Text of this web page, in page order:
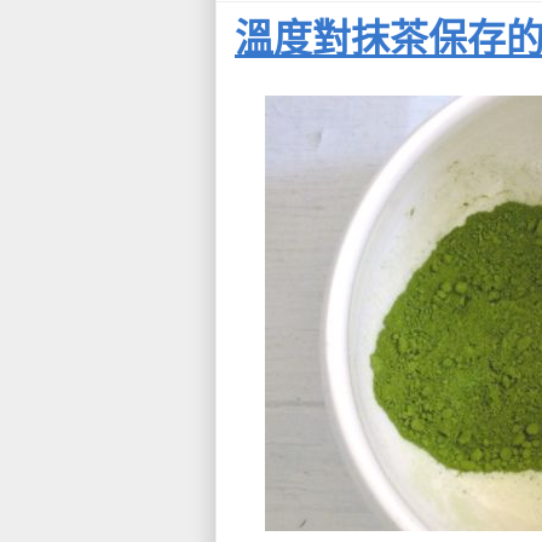
溫度對抹茶保存